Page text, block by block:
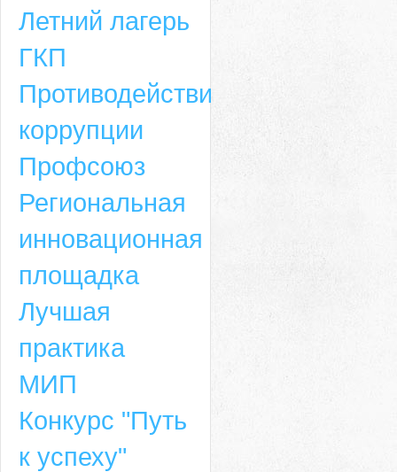
6-49, электронный адрес: aja_70@mail.ru
Летний лагерь
ГКП
Противодействие
коррупции
Профсоюз
Региональная
инновационная
площадка
Лучшая
практика
МИП
Конкурс "Путь
к успеху"